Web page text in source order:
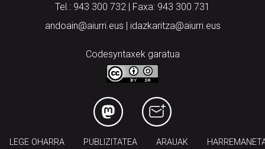
Tel.: 943 300 732 | Faxa: 943 300 731
andoain@aiurri.eus | idazkaritza@aiurri.eus
Codesyntaxek garatua
LEGE OHARRA PUBLIZITATEA ARAUAK